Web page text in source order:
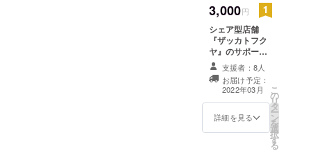
3,000円
シェア型店舗
『ザッカトフク
ヤ』のサポー
ターとして応
援！ ■御礼の
メール ■サポー
ターとしてお名
前をWEBサイト
に記載 ※掲載期
より1年間 ※支援
支援者：8人
お届け予定：
2022年03月
詳細を見る
こ
の
リ
タ
ー
ン
を
選
択
す
る